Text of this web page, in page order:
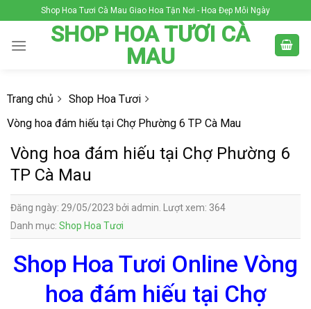
to
content
Shop Hoa Tươi Cà Mau Giao Hoa Tận Nơi - Hoa Đẹp Mỗi Ngày
SHOP HOA TƯƠI CÀ
MAU
Trang chủ
Shop Hoa Tươi
Vòng hoa đám hiếu tại Chợ Phường 6 TP Cà Mau
Vòng hoa đám hiếu tại Chợ Phường 6
TP Cà Mau
Đăng ngày: 29/05/2023 bởi admin. Lượt xem: 364
Danh mục: Shop Hoa Tươi
Shop Hoa Tươi Online Vòng
hoa đám hiếu tại Chợ